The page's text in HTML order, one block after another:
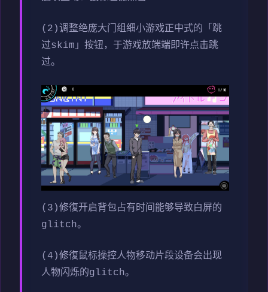
(2)调整绝庞大门组细小游戏正中式的「跳
过skim」按钮，于游戏放端端即许点击跳
过。
(3)修復开启背包占有时间能够导致白屏的
glitch。
(4)修復鼠标操控人物移动片段设备会出现
人物闪烁的glitch。